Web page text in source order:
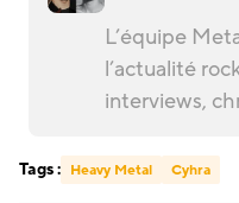
L’équipe
l’actualité
interviews,
Tags : Heavy Metal Cyhra